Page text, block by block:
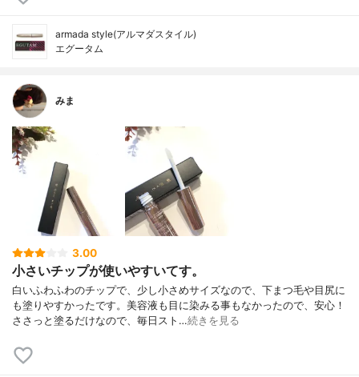
armada style(アルマダスタイル)
エグータム
みま
3.00
小さいチップが使いやすいてす。
白いふわふわのチップで、少し小さめサイズなので、下まつ毛や目尻に
も塗りやすかったです。美容液も目に染みる事もなかったので、安心！
ささっと塗るだけなので、毎日スト…続きを見る